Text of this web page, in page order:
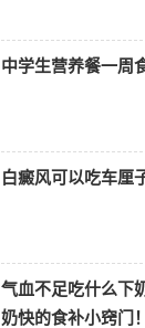
中学生营养餐一周
白癜风可以吃车厘
气血不足吃什么下
奶快的食补小窍门！